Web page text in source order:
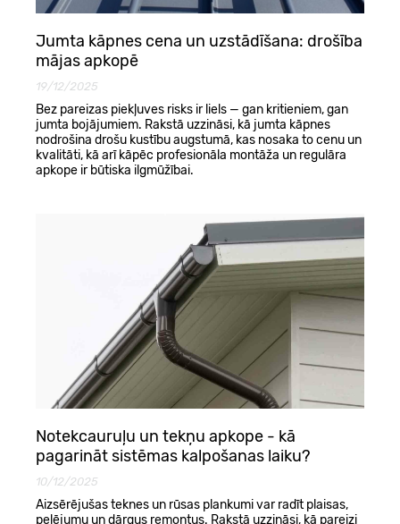
Jumta kāpnes cena un uzstādīšana: drošība
mājas apkopē
19/12/2025
Bez pareizas piekļuves risks ir liels — gan kritieniem, gan
jumta bojājumiem. Rakstā uzzināsi, kā jumta kāpnes
nodrošina drošu kustību augstumā, kas nosaka to cenu un
kvalitāti, kā arī kāpēc profesionāla montāža un regulāra
apkope ir būtiska ilgmūžībai.
Notekcauruļu un tekņu apkope - kā
pagarināt sistēmas kalpošanas laiku?
10/12/2025
Aizsērējušas teknes un rūsas plankumi var radīt plaisas,
pelējumu un dārgus remontus. Rakstā uzzināsi, kā pareizi